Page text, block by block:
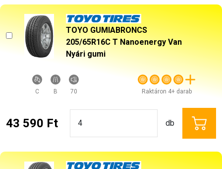
TOYO GUMIABRONCS
205/65R16C T Nanoenergy Van
Nyári gumi
C B 70 Raktáron 4+ darab
43 590 Ft db